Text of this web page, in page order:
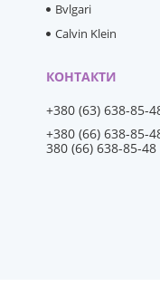
Bvlgari
Calvin Klein
+380 (63) 638-85-
+380 (66) 638-85-
380 (66) 638-85-48